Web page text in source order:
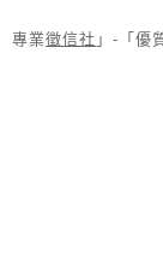
專業徵信社 」-「優